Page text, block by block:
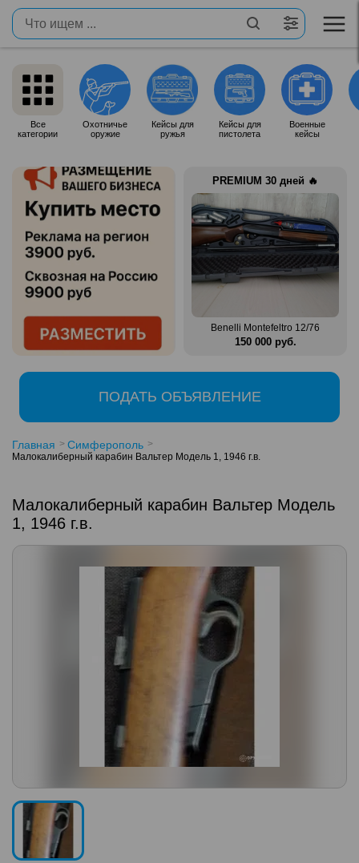
Все
категории
Охотничье
оружие
Кейсы для
ружья
Кейсы для
пистолета
Военные
кейсы
PREMIUM 30 дней 🔥
Продам итальянское ружье
Silma M70
80 000 руб.
Benelli Montefeltro 12/76
150 000 руб.
ПОДАТЬ ОБЪЯВЛЕНИЕ
Главная Симферополь
Малокалиберный карабин Вальтер Модель 1, 1946 г.в.
Малокалиберный карабин Вальтер Модель
1, 1946 г.в.